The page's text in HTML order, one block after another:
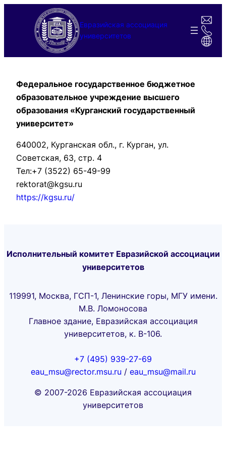
содержимому
Евразийская ассоциация
университетов
Федеральное государственное бюджетное
образовательное учреждение высшего
образования «Курганский государственный
университет»
640002, Курганская обл., г. Курган, ул.
Советская, 63, стр. 4
Тел:+7 (3522) 65-49-99
rektorat@kgsu.ru
https://kgsu.ru/
Исполнительный комитет Евразийской ассоциации
университетов
119991, Москва, ГСП-1, Ленинские горы, МГУ имени.
М.В. Ломоносова
Главное здание, Евразийская ассоциация
университетов, к. В-106.
+7 (495) 939-27-69
eau_msu@rector.msu.ru / eau_msu@mail.ru
© 2007-2026 Евразийская ассоциация
университетов